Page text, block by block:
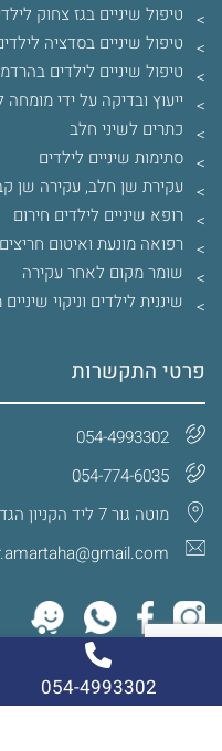
טיפול שיניים בגז צחוק
טיפול שיניים בסדציה
טיפול שיניים לילדים
ייעוץ ובדיקה על ידי
כתרים לשיני חלב
סתימות שיניים לילדים
עקירת שן חלב, עקירה שן
רופא שיניים לילדים חירום
רפואה מונעת ואיטום
שומר מקום לאחר עקירה
שיננית לילדים וניקוי
פרטי התקשרות
054-4993302
054-774-6035‏
מוטה גור 7 ליד הקניון הגדול, Petah Tikva, Israel, 4952801
054-4993302